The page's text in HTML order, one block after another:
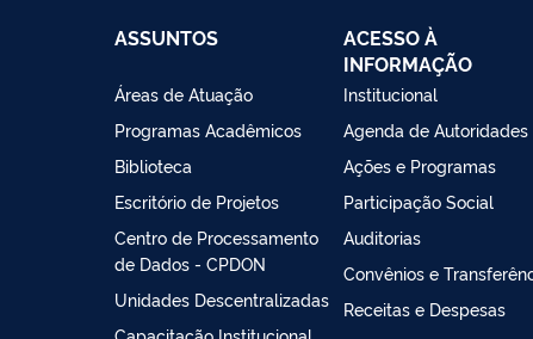
ASSUNTOS
Áreas de Atuação
Programas Acadêmicos
Biblioteca
Escritório de Projetos
Centro de Processamento
de Dados - CPDON
Unidades Descentralizadas
Capacitação Institucional
ACESSO À
INFORMAÇÃO
Institucional
Agenda de Autoridades
Ações e Programas
Participação Social
Auditorias
Convênios e
Receitas e Despesas